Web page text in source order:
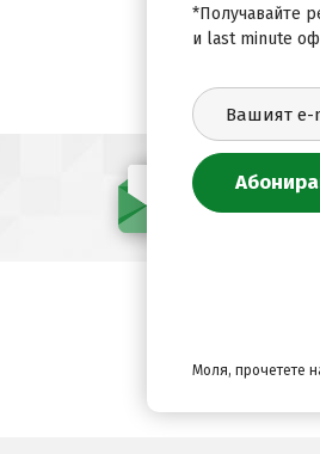
*Получавайте
и last minute
Моля, прочетете